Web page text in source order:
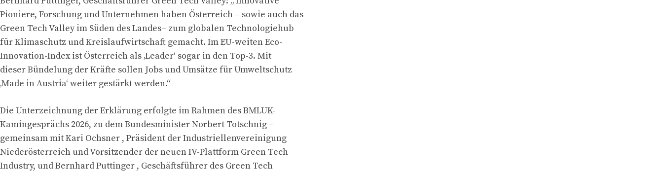
Pioniere, Forschung und Unternehmen haben Österreich – sowie auch das
Green Tech Valley im Süden des Landes– zum globalen Technologiehub
für Klimaschutz und Kreislaufwirtschaft gemacht. Im EU-weiten Eco-
Innovation-Index ist Österreich als ‚Leader‘ sogar in den Top-3. Mit
dieser Bündelung der Kräfte sollen Jobs und Umsätze für Umweltschutz
‚Made in Austria‘ weiter gestärkt werden.“
Die Unterzeichnung der Erklärung erfolgte im Rahmen des BMLUK-
Kamingesprächs 2026, zu dem Bundesminister Norbert Totschnig –
gemeinsam mit Kari Ochsner , Präsident der Industriellenvereinigung
Niederösterreich und Vorsitzender der neuen IV-Plattform Green Tech
Industry, und Bernhard Puttinger , Geschäftsführer des Green Tech